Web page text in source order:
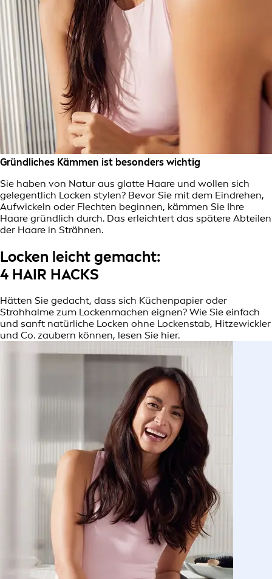
Gründliches Kämmen ist besonders wichtig
Sie haben von Natur aus glatte Haare und wollen sich
gelegentlich Locken stylen? Bevor Sie mit dem Eindrehen,
Aufwickeln oder Flechten beginnen, kämmen Sie Ihre
Haare gründlich durch. Das erleichtert das spätere Abteilen
der Haare in Strähnen.
Locken leicht gemacht:
4 HAIR HACKS
Hätten Sie gedacht, dass sich Küchenpapier oder
Strohhalme zum Lockenmachen eignen? Wie Sie einfach
und sanft natürliche Locken ohne Lockenstab, Hitzewickler
und Co. zaubern können, lesen Sie hier.